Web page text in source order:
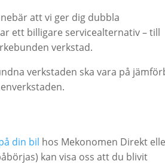
att vi ger dig dubbla
ett billigare servicealternativ – till
verkstad.
verkstaden ska vara på
din bil hos Mekonomen Direkt
kan visa oss att du blivit